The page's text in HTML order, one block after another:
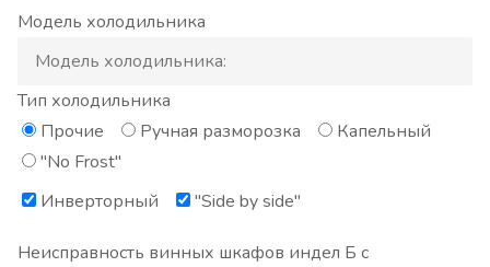
Модель холодильника
Тип холодильника
Прочие
Ручная разморозка
Капельный
"No Frost"
Инверторный
"Side by side"
Неисправность винных шкафов индел Б с